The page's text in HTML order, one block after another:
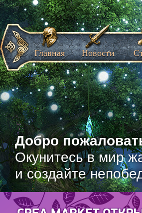
Добро
Окунитесь в мир
и создайте
Главная Новости